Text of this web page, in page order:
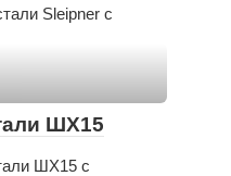
Sleipner с
ШХ15
ШХ15 с